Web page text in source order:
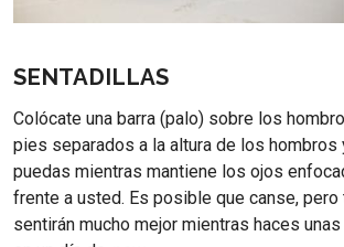
SENTADILLAS
Colócate una barra (palo) sobre los
pies separados a la altura de los hombros
puedas mientras mantiene los ojos
frente a usted. Es posible que canse,
sentirán mucho mejor mientras haces